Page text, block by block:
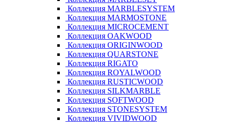
Коллекция MARBLESYSTEM
Коллекция MARMOSTONE
Коллекция MICROCEMENT
Коллекция OAKWOOD
Коллекция ORIGINWOOD
Коллекция QUARSTONE
Коллекция RIGATO
Коллекция ROYALWOOD
Коллекция RUSTICWOOD
Коллекция SILKMARBLE
Коллекция SOFTWOOD
Коллекция STONESYSTEM
Коллекция VIVIDWOOD